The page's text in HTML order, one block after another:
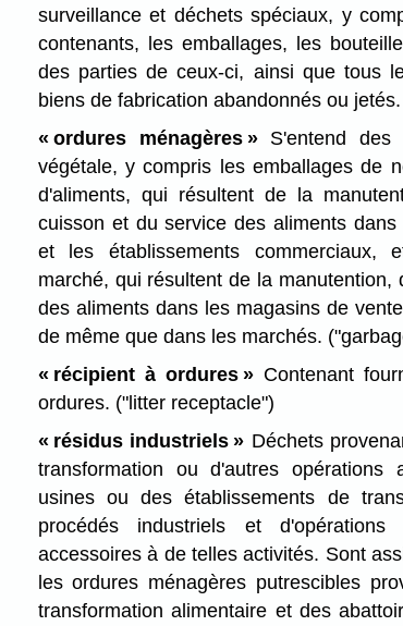
surveillance et déchets spéciaux, y
contenants, les emballages, les
des parties de ceux-ci, ainsi que tous
biens de fabrication abandonnés ou jetés.
« ordures ménagères »S'entend des
végétale, y compris les emballages de
d'aliments, qui résultent de la
cuisson et du service des aliments
et les établissements commerciaux,
marché, qui résultent de la
des aliments dans les magasins de
de même que dans les marchés.
« récipient à ordures »Contenant
ordures. ("litter receptacle")
« résidus industriels » Déchets
transformation ou d'autres opérations
usines ou des établissements de
procédés industriels et
accessoires à de telles activités. Sont
les ordures ménagères putrescibles
transformation alimentaire et des